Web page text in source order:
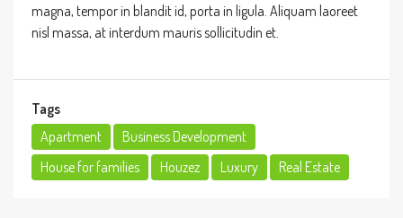
magna, tempor in blandit id, porta in ligula. Aliquam laoreet
nisl massa, at interdum mauris sollicitudin et.
Tags
Apartment
Business Development
House for families
Houzez Luxury Real Estate